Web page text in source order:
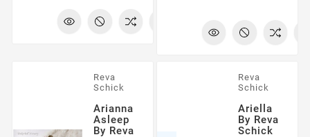
non
dipinte.
La foto
mostra
in vinile
dipinte.
La foto
Reva
Schick
Arianna
Asleep
By Reva
Reva
Schick
Ariella
By Reva
Schick